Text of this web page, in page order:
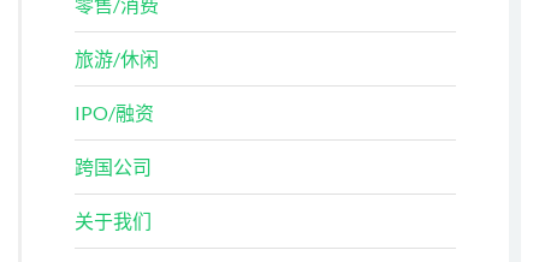
旅游/休闲
IPO/融资
跨国公司
关于我们